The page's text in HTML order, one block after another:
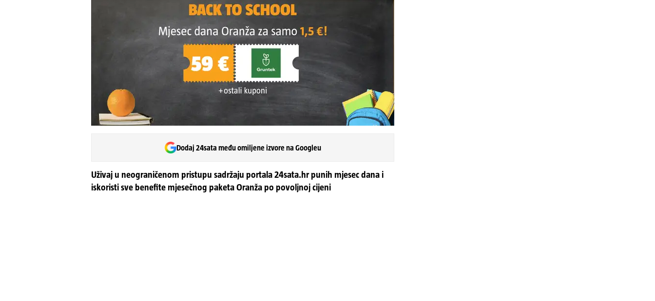
Dodaj 24sata među omiljene izvore na Googleu
Uživaj u neograničenom pristupu sadržaju portala 24sata.hr punih mjesec dana i
iskoristi sve benefite mjesečnog paketa Oranža po povoljnoj cijeni